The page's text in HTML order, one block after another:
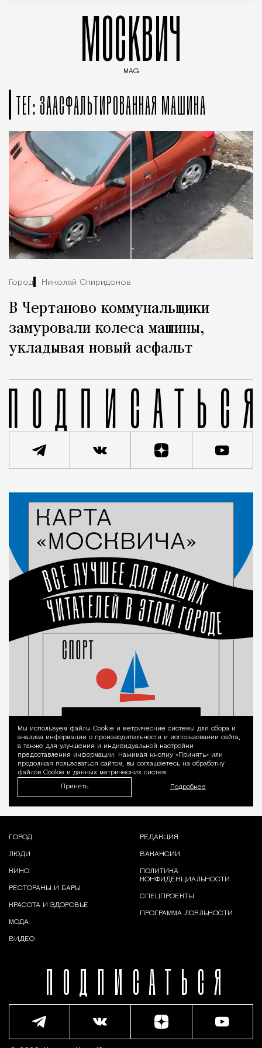
МОСКВИЧ
MAG
ТЕГ: ЗААСФАЛЬТИРОВАННАЯ МАШИНА
Город Николай Спиридонов
В Чертаново коммунальщики
замуровали колеса машины,
укладывая новый асфальт
Уведомление
Мы используем файлы Сookie и метрические системы для сбора и
анализа информации о производительности и использовании сайта,
а также для улучшения и индивидуальной настройки
предоставления информации. Нажимая кнопку «Принять» или
продолжая пользоваться сайтом, вы соглашаетесь на обработку
файлов Cookie и данных метрических систем.
Принять Подробнее
ПОДПИСАТЬСЯ
ГОРОД
ЛЮДИ
КИНО
РЕСТОРАНЫ И БАРЫ
КРАСОТА И ЗДОРОВЬЕ
МОДА
ВИДЕО
РЕДАКЦИЯ
ВАКАНСИИ
ПОЛИТИКА
КОНФИДЕНЦИАЛЬНОСТИ
СПЕЦПРОЕКТЫ
ПРОГРАММА ЛОЯЛЬНОСТИ